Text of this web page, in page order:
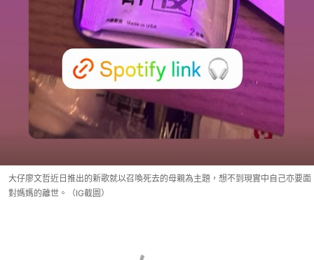
大仔廖文哲近日推出的新歌就以召喚死去的母親為主題，想不到現實中自己亦要面
對媽媽的離世。（IG截圖）